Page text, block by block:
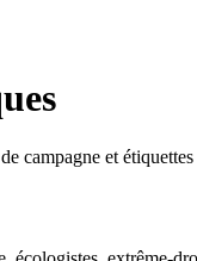
campagne et